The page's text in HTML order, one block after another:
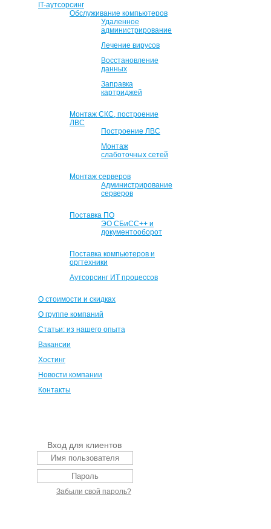
IT-аутсорсинг
Обслуживание компьютеров
Удаленное
администрирование
Лечение вирусов
Восстановление
данных
Заправка
картриджей
Монтаж СКС, построение
ЛВС
Построение ЛВС
Монтаж
слаботочных сетей
Монтаж серверов
Администрирование
серверов
Поставка ПО
ЭО СБиСС++ и
документооборот
Поставка компьютеров и
оргтехники
Аутсорсинг ИТ процессов
О стоимости и скидках
О группе компаний
Статьи: из нашего опыта
Вакансии
Хостинг
Новости компании
Контакты
Вход для клиентов
Забыли свой пароль?